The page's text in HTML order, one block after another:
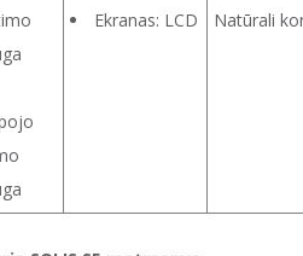
Ekranas: LCD
Natūrali